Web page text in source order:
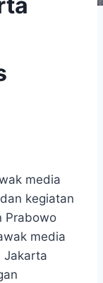
media
kegiatan
Prabowo
media
Jakarta